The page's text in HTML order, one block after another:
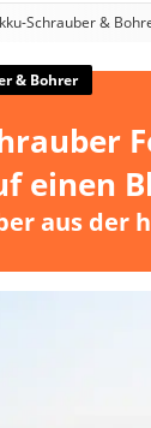
Kategorie
Schrauber &
& Bohrer
einen
aus der